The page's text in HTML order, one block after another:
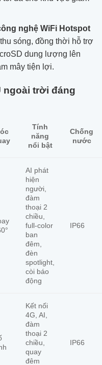
nghệ WiFi Hotspot
sóng, đồng thời hỗ trợ
dung lượng lên
mây tiện lợi.
ngoài trời đáng
Tính
năng
nổi bật
Chống
nước
AI phát
hiện
người,
đàm
thoại 2
chiều,
full-color
ban
đêm,
đèn
spotlight,
còi báo
động
IP66
Kết nối
4G, AI,
đàm
thoại 2
chiều,
quay
đêm
IP66